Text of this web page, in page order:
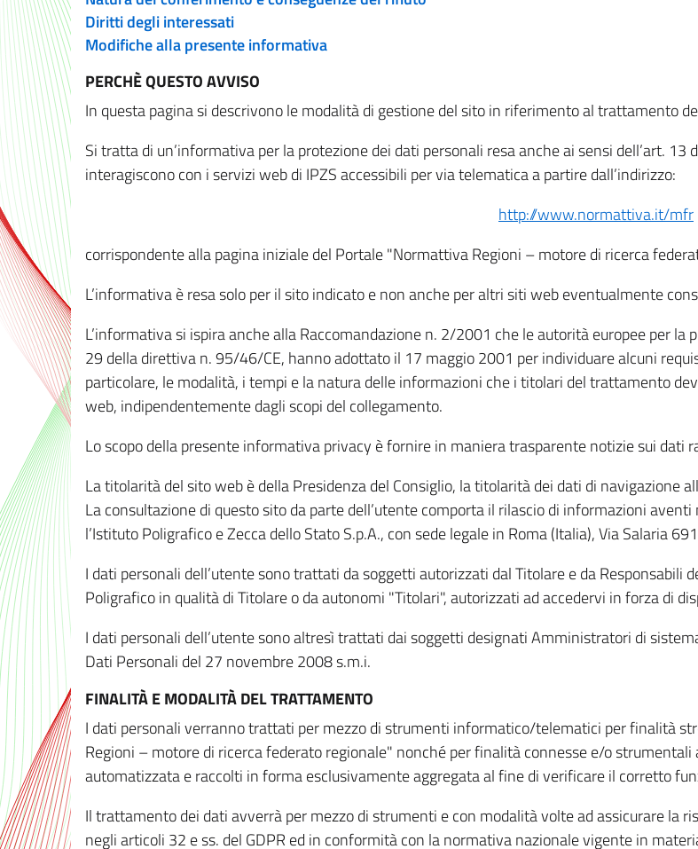
Diritti degli interessati
Modifiche alla presente informativa
PERCHÈ QUESTO AVVISO
In questa pagina si descrivono le modalità di gestione del sito in riferimento al trattamento
Si tratta di un’informativa per la protezione dei dati personali resa anche ai sensi dell’art.
interagiscono con i servizi web di IPZS accessibili per via telematica a partire dall’indirizzo:
http://www.normattiva.it/mfr
corrispondente alla pagina iniziale del Portale "Normattiva Regioni – motore di ricerca
L’informativa è resa solo per il sito indicato e non anche per altri siti web eventualmente
L’informativa si ispira anche alla Raccomandazione n. 2/2001 che le autorità europee per
29 della direttiva n. 95/46/CE, hanno adottato il 17 maggio 2001 per individuare alcuni
particolare, le modalità, i tempi e la natura delle informazioni che i titolari del trattamento
web, indipendentemente dagli scopi del collegamento.
Lo scopo della presente informativa privacy è fornire in maniera trasparente notizie sui dati
La titolarità del sito web è della Presidenza del Consiglio, la titolarità dei dati di navigazione
La consultazione di questo sito da parte dell’utente comporta il rilascio di informazioni
l’Istituto Poligrafico e Zecca dello Stato S.p.A., con sede legale in Roma (Italia), Via Salaria
I dati personali dell’utente sono trattati da soggetti autorizzati dal Titolare e da
Poligrafico in qualità di Titolare o da autonomi "Titolari", autorizzati ad accedervi in forza di
I dati personali dell’utente sono altresì trattati dai soggetti designati Amministratori di
Dati Personali del 27 novembre 2008 s.m.i.
FINALITÀ E MODALITÀ DEL TRATTAMENTO
I dati personali verranno trattati per mezzo di strumenti informatico/telematici per finalità
Regioni – motore di ricerca federato regionale" nonché per finalità connesse e/o
automatizzata e raccolti in forma esclusivamente aggregata al fine di verificare il corretto
Il trattamento dei dati avverrà per mezzo di strumenti e con modalità volte ad assicurare la
negli articoli 32 e ss. del GDPR ed in conformità con la normativa nazionale vigente in